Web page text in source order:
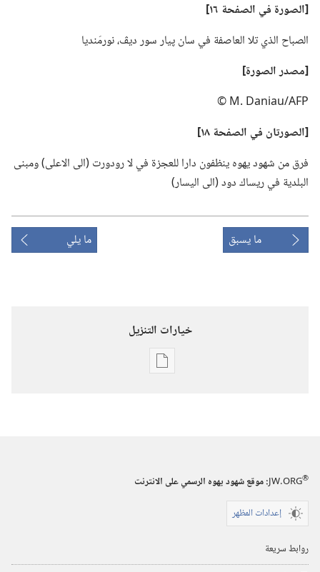
‏[الصورة في الصفحة ١٦]‏
الصباح الذي تلا العاصفة في سان پيار سور ديڤ،‏ نورمَنديا
‏[مصدر الصورة]‏
M.‎ Daniau/AFP ©
‏[الصورتان في الصفحة ١٨]‏
فرق من شهود يهوه ينظفون دارا للعجزة في لا رودورت (‏الى الاعلى)‏ ومبنى
البلدية في ريساك دود (‏الى اليسار)‏
ما يسبق ما يلي
خيارات التنزيل
خيارات
‎٢٠٠٠
JW.ORG®
:‏ موقع شهود يهوه الرسمي على الانترنت
إعدادات المظهر
روابط سريعة